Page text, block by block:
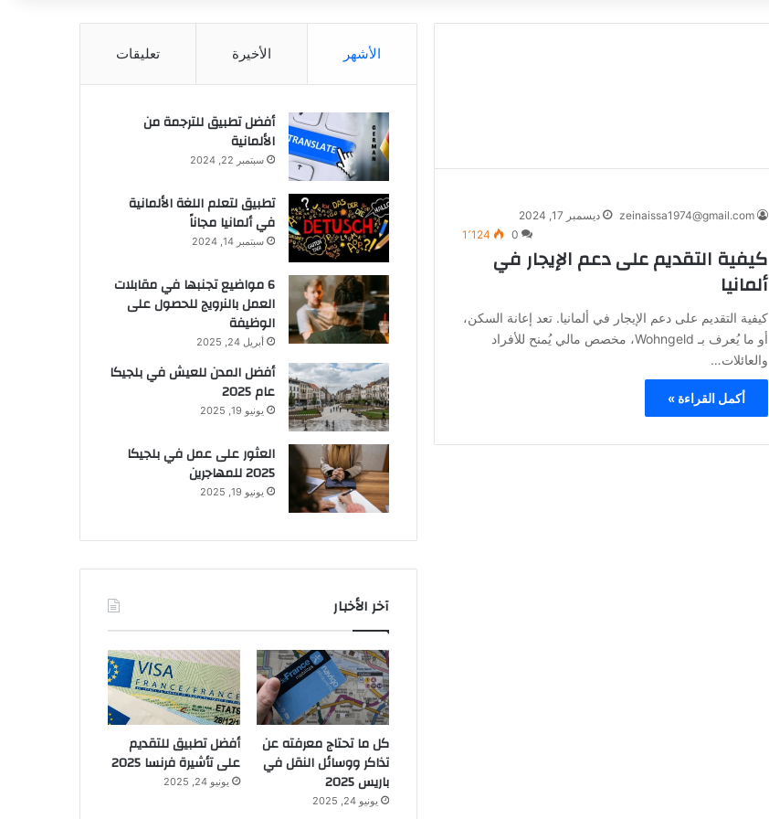
zeinaissa1974@gmail.com
ديسمبر 17, 2024
0
1٬124
كيفية التقديم على دعم الإيجار في
ألمانيا
كيفية التقديم على دعم الإيجار في ألمانيا. تعد إعانة السكن،
أو ما يُعرف بـ Wohngeld، مخصص مالي يُمنح للأفراد
والعائلات…
أكمل القراءة »
الأشهر الأخيرة تعليقات
أفضل تطبيق للترجمة من
الألمانية
سبتمبر 22, 2024
تطبيق لتعلم اللغة الألمانية
في ألمانيا مجاناً
سبتمبر 14, 2024
6 مواضيع تجنبها في مقابلات
العمل بالنرويج للحصول على
الوظيفة
أبريل 24, 2025
أفضل المدن للعيش في بلجيكا
عام 2025
يونيو 19, 2025
العثور على عمل في بلجيكا
2025 للمهاجرين
يونيو 19, 2025
آخر الأخبار
كل ما تحتاج معرفته عن
تذاكر ووسائل النقل في
باريس 2025
يونيو 24, 2025
أفضل تطبيق للتقديم
على تأشيرة فرنسا 2025
يونيو 24, 2025